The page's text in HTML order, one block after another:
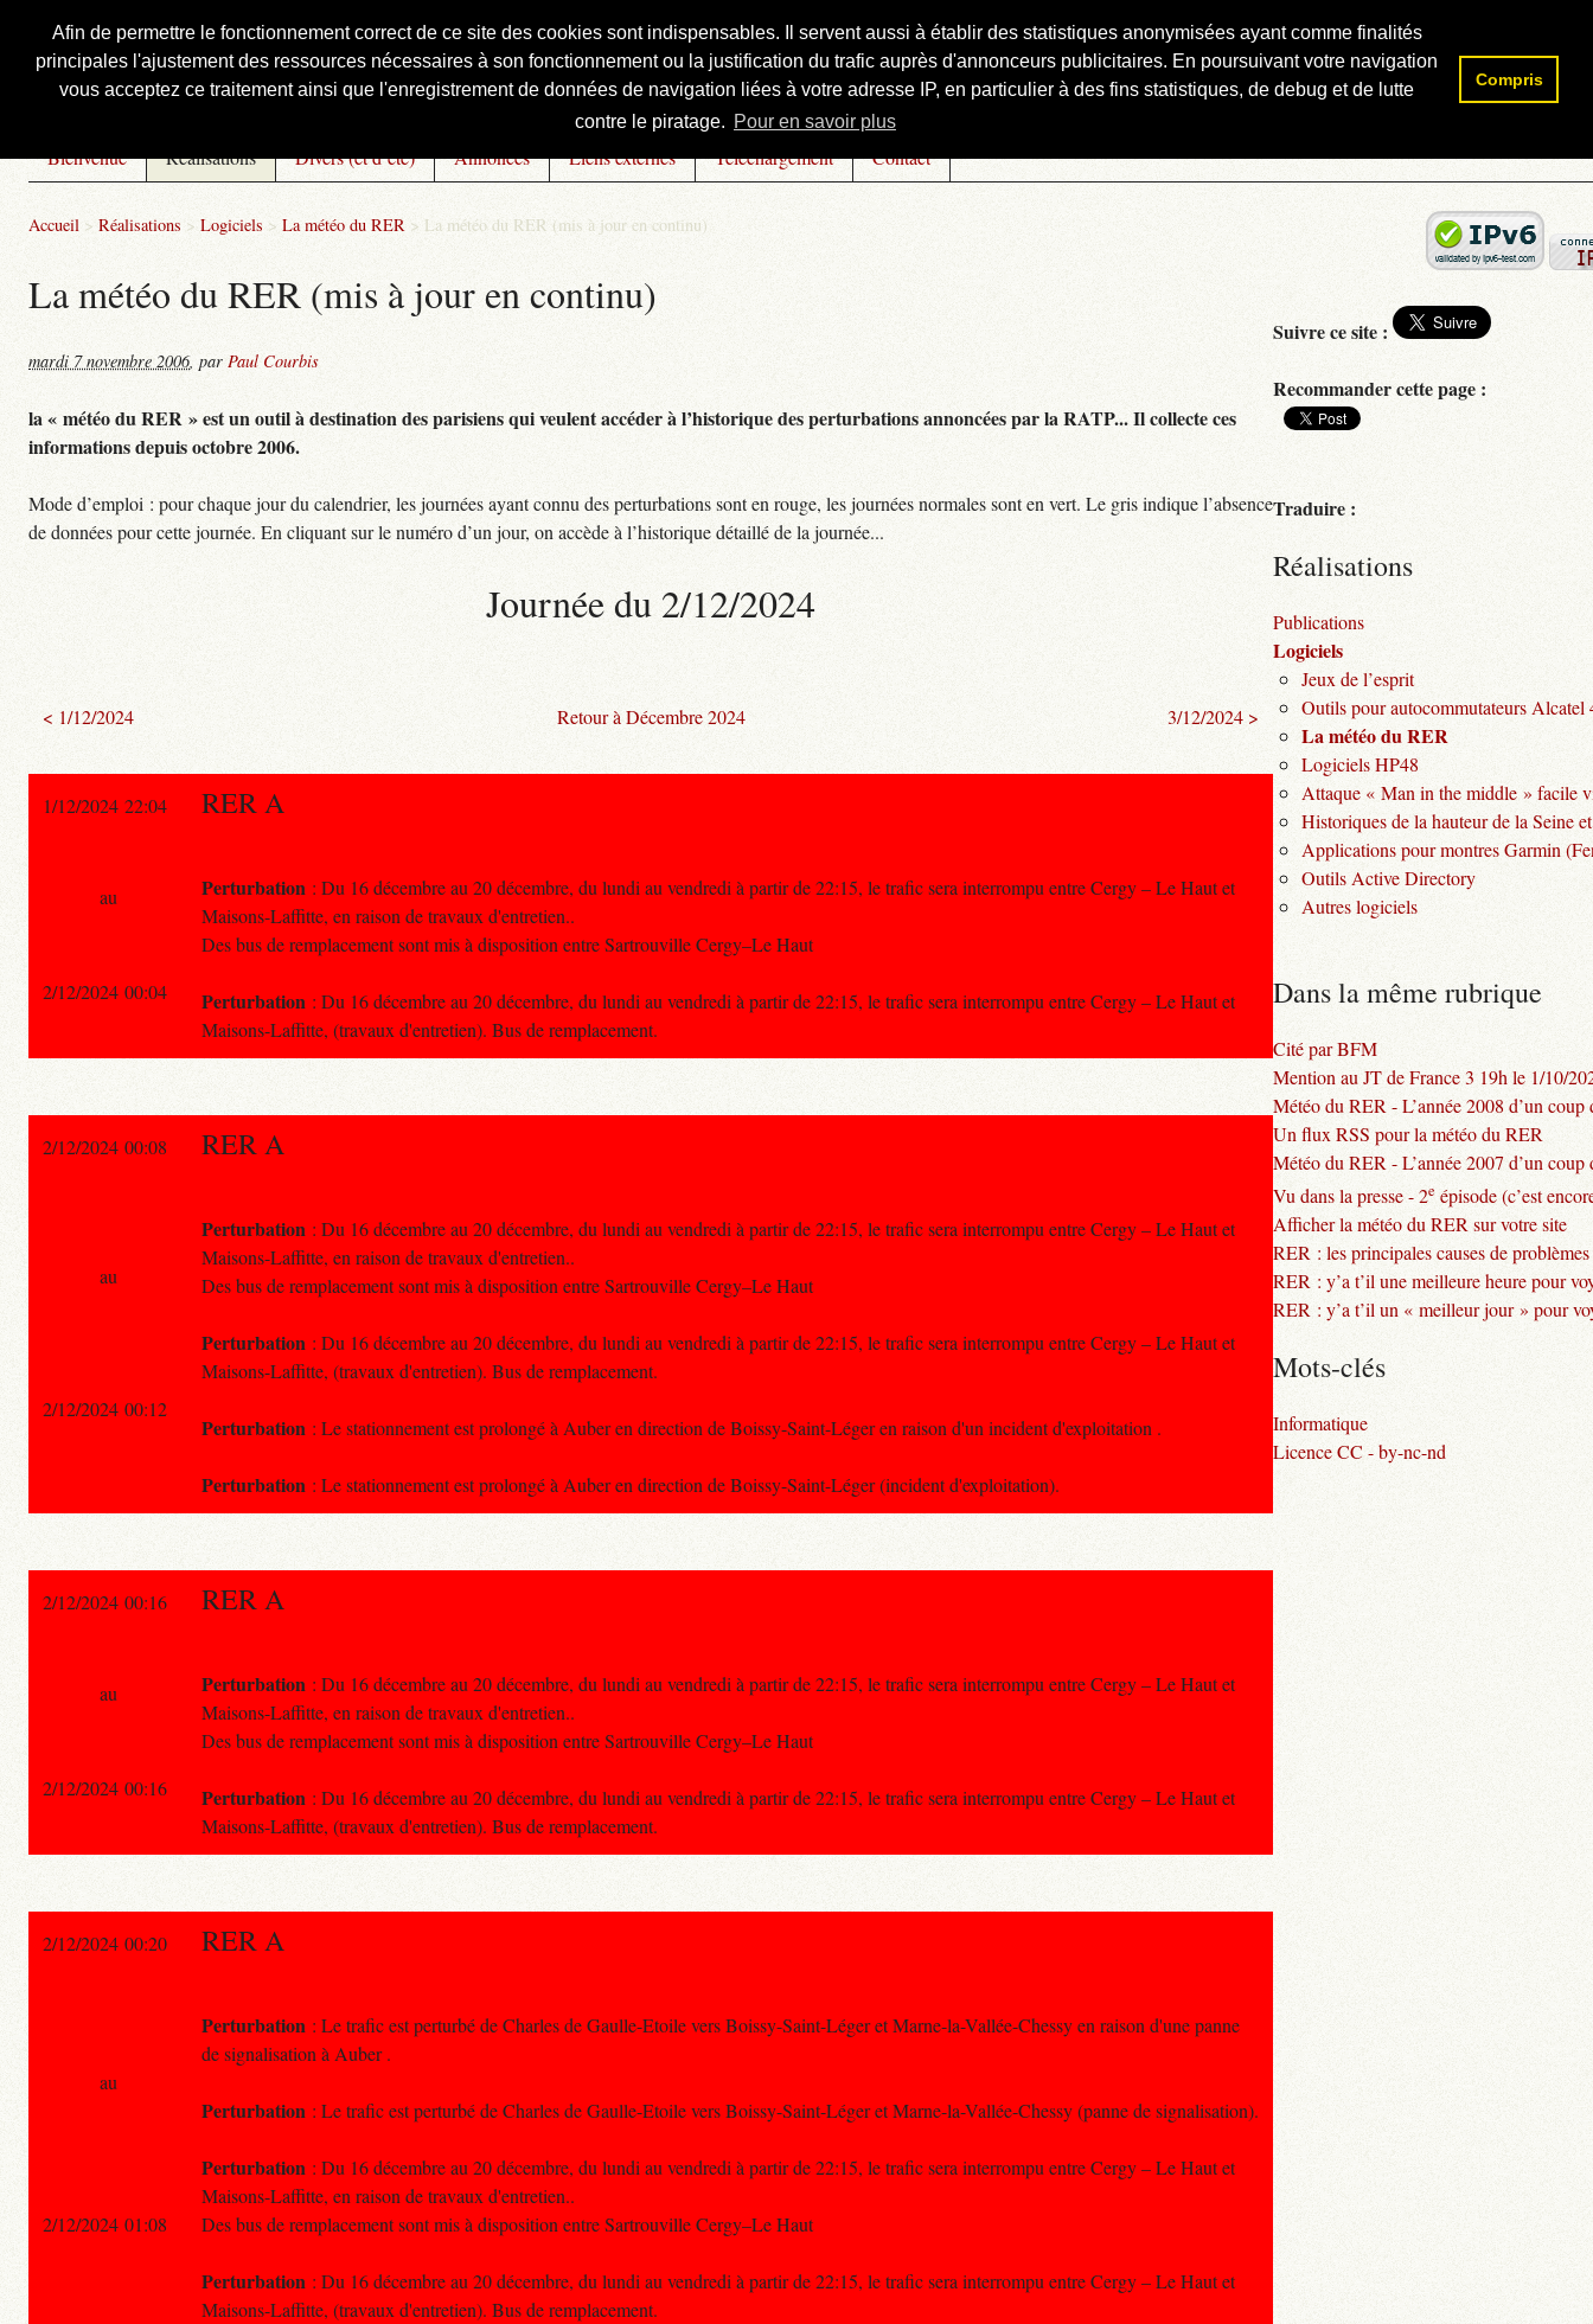
Afin de permettre le fonctionnement correct de ce site des cookies sont indispensables. Il servent aussi à établir des statistiques anonymisées ayant comme finalités
principales l'ajustement des ressources nécessaires à son fonctionnement ou la justification du trafic auprès d'annonceurs publicitaires. En poursuivant votre navigation
vous acceptez ce traitement ainsi que l'enregistrement de données de navigation liées à votre adresse IP, en particulier à des fins statistiques, de debug et de lutte
contre le piratage. Pour en savoir plus
Compris
Courbis, « LE » Blog Officiel
Bienvenue Réalisations Divers (et d’été) Annonces Liens externes Téléchargement Contact
Accueil > Réalisations > Logiciels > La météo du RER > La météo du RER (mis à jour en continu)
La météo du RER (mis à jour en continu)
mardi 7 novembre 2006, par Paul Courbis
la « météo du RER » est un outil à destination des parisiens qui veulent accéder à l’historique des perturbations annoncées par la RATP... Il collecte ces
informations depuis octobre 2006.
Mode d’emploi : pour chaque jour du calendrier, les journées ayant connu des perturbations sont en rouge, les journées normales sont en vert. Le gris indique l’absence
de données pour cette journée. En cliquant sur le numéro d’un jour, on accède à l’historique détaillé de la journée...
Journée du 2/12/2024
< 1/12/2024 Retour à Décembre 2024 3/12/2024 >
1/12/2024 22:04 RER A
Perturbation : Du 16 décembre au 20 décembre, du lundi au vendredi à partir de 22:15, le trafic sera interrompu entre Cergy – Le Haut et
Maisons-Laffitte, en raison de travaux d'entretien..
Des bus de remplacement sont mis à disposition entre Sartrouville Cergy–Le Haut
Perturbation : Du 16 décembre au 20 décembre, du lundi au vendredi à partir de 22:15, le trafic sera interrompu entre Cergy – Le Haut et
Maisons-Laffitte, (travaux d'entretien). Bus de remplacement.
au
2/12/2024 00:04
2/12/2024 00:08 RER A
Perturbation : Du 16 décembre au 20 décembre, du lundi au vendredi à partir de 22:15, le trafic sera interrompu entre Cergy – Le Haut et
Maisons-Laffitte, en raison de travaux d'entretien..
Des bus de remplacement sont mis à disposition entre Sartrouville Cergy–Le Haut
Perturbation : Du 16 décembre au 20 décembre, du lundi au vendredi à partir de 22:15, le trafic sera interrompu entre Cergy – Le Haut et
Maisons-Laffitte, (travaux d'entretien). Bus de remplacement.
Perturbation : Le stationnement est prolongé à Auber en direction de Boissy-Saint-Léger en raison d'un incident d'exploitation .
Perturbation : Le stationnement est prolongé à Auber en direction de Boissy-Saint-Léger (incident d'exploitation).
au
2/12/2024 00:12
2/12/2024 00:16 RER A
Perturbation : Du 16 décembre au 20 décembre, du lundi au vendredi à partir de 22:15, le trafic sera interrompu entre Cergy – Le Haut et
Maisons-Laffitte, en raison de travaux d'entretien..
Des bus de remplacement sont mis à disposition entre Sartrouville Cergy–Le Haut
Perturbation : Du 16 décembre au 20 décembre, du lundi au vendredi à partir de 22:15, le trafic sera interrompu entre Cergy – Le Haut et
Maisons-Laffitte, (travaux d'entretien). Bus de remplacement.
au
2/12/2024 00:16
2/12/2024 00:20 RER A
Perturbation : Le trafic est perturbé de Charles de Gaulle-Etoile vers Boissy-Saint-Léger et Marne-la-Vallée-Chessy en raison d'une panne
de signalisation à Auber .
Perturbation : Le trafic est perturbé de Charles de Gaulle-Etoile vers Boissy-Saint-Léger et Marne-la-Vallée-Chessy (panne de signalisation).
Perturbation : Du 16 décembre au 20 décembre, du lundi au vendredi à partir de 22:15, le trafic sera interrompu entre Cergy – Le Haut et
Maisons-Laffitte, en raison de travaux d'entretien..
Des bus de remplacement sont mis à disposition entre Sartrouville Cergy–Le Haut
Perturbation : Du 16 décembre au 20 décembre, du lundi au vendredi à partir de 22:15, le trafic sera interrompu entre Cergy – Le Haut et
Maisons-Laffitte, (travaux d'entretien). Bus de remplacement.
au
2/12/2024 01:08
Rechercher :
Suivre ce site :
Recommander cette page :
Traduire :
Réalisations
Publications
Logiciels
Jeux de l’esprit
Outils pour autocommutateurs Alcatel
La météo du RER
Logiciels HP48
Attaque « Man in the middle » facile
Historiques de la hauteur de la Seine
Applications pour montres Garmin
Outils Active Directory
Autres logiciels
Dans la même rubrique
Cité par BFM
Mention au JT de France 3 19h le 1/10/
Météo du RER - L’année 2008 d’un coup
Un flux RSS pour la météo du RER
Météo du RER - L’année 2007 d’un coup
Vu dans la presse - 2e épisode (c’est
Afficher la météo du RER sur votre site
RER : les principales causes de problèmes
RER : y’a t’il une meilleure heure pour
RER : y’a t’il un « meilleur jour » pour
Mots-clés
Informatique
Licence CC - by-nc-nd